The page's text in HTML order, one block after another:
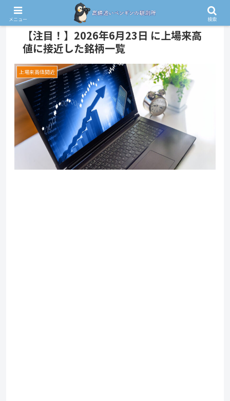
PR
【注目！】2026年6月23日 に上場来高
値に接近した銘柄一覧
上場来高値間近
メニュー 検索